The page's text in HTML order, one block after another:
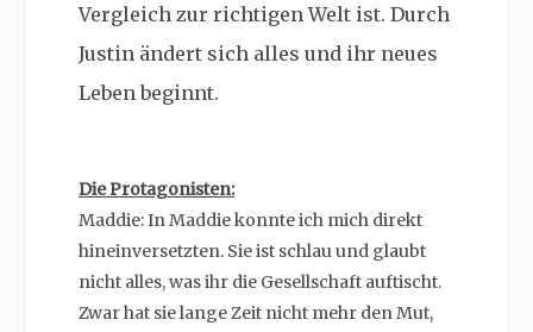
Vergleich zur richtigen Welt ist. Durch
Justin ändert sich alles und ihr neues
Leben beginnt.
Die Protagonisten:
Maddie: In Maddie konnte ich mich direkt
hineinversetzten. Sie ist schlau und glaubt
nicht alles, was ihr die Gesellschaft auftischt.
Zwar hat sie lange Zeit nicht mehr den Mut,